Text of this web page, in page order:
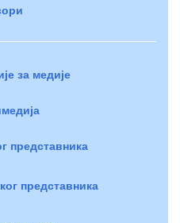
за медије
представника
представника